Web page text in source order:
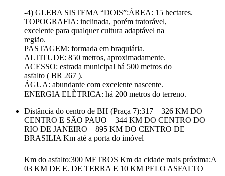
-4) GLEBA SISTEMA “DOIS”:ÁREA: 15 hectares.
TOPOGRAFIA: inclinada, porém tratorável,
excelente para qualquer cultura adaptável na
região.
PASTAGEM: formada em braquiária.
ALTITUDE: 850 metros, aproximadamente.
ACESSO: estrada municipal há 500 metros do
asfalto ( BR 267 ).
ÁGUA: abundante com excelente nascente.
ENERGIA ELÈTRICA: há 200 metros do terreno.
Distância do centro de BH (Praça 7):317 – 326 KM DO
CENTRO E SÃO PAUO – 344 KM DO CENTRO DO
RIO DE JANEIRO – 895 KM DO CENTRO DE
BRASILIA Km até a porta do imóvel
Km do asfalto:300 METROS Km da cidade mais próxima:A
03 KM DE E. DE TERRA E 10 KM PELO ASFALTO